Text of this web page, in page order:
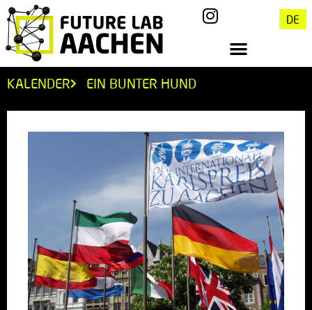
DE
KALENDER EIN BUNTER HUND